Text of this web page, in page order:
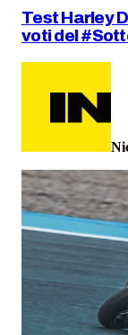
Test Harley
voti del